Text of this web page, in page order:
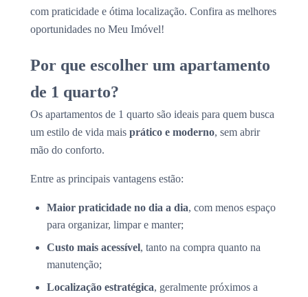
com praticidade e ótima localização. Confira as melhores
oportunidades no Meu Imóvel!
Por que escolher um apartamento
de 1 quarto?
Os apartamentos de 1 quarto são ideais para quem busca
um estilo de vida mais prático e moderno, sem abrir
mão do conforto.
Entre as principais vantagens estão:
Maior praticidade no dia a dia, com menos espaço
para organizar, limpar e manter;
Custo mais acessível, tanto na compra quanto na
manutenção;
Localização estratégica, geralmente próximos a